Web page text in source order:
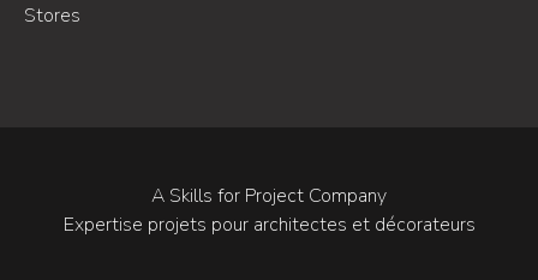
Stores
A Skills for Project Company
Expertise projets pour architectes et décorateurs